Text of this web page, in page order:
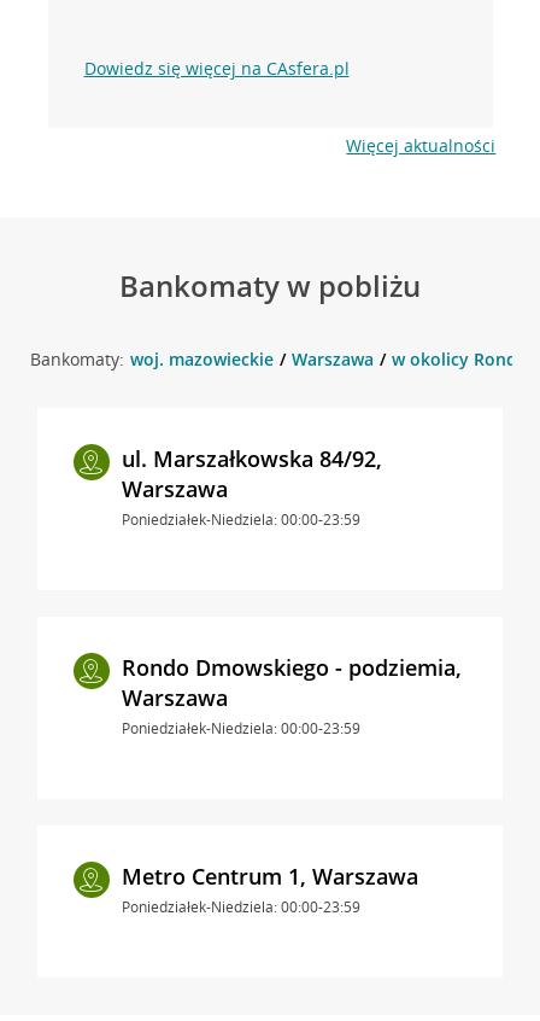
Dowiedz się więcej na CAsfera.pl
Więcej aktualności
Bankomaty w pobliżu
Bankomaty: woj. mazowieckie Warszawa w okolicy Rondo
ul. Marszałkowska 84/92,
Warszawa
Poniedziałek-Niedziela: 00:00-23:59
Rondo Dmowskiego - podziemia,
Warszawa
Poniedziałek-Niedziela: 00:00-23:59
Metro Centrum 1, Warszawa
Poniedziałek-Niedziela: 00:00-23:59